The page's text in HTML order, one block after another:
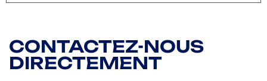
CONTACTEZ-NOUS
DIRECTEMENT